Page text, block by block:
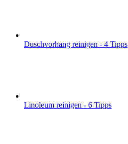
Duschvorhang reinigen - 4 Tipps
Linoleum reinigen - 6 Tipps